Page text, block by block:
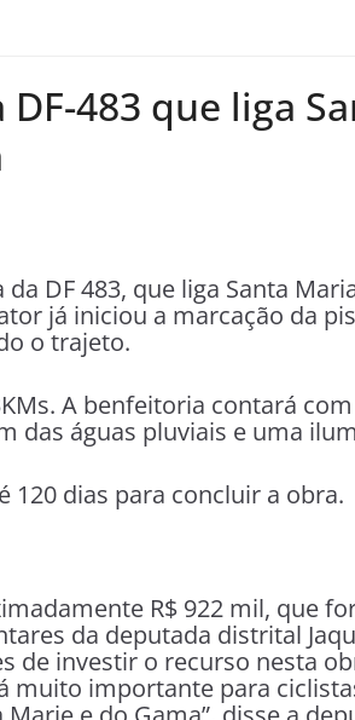
483 que liga
DF 483, que liga Santa
já iniciou a marcação da
o trajeto.
A benfeitoria contará
das águas pluviais e uma
120 dias para concluir a obra.
R$ 922 mil, que
da deputada distrital
de investir o recurso nesta
muito importante para